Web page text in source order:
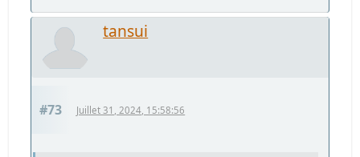
tansui
#73 Juillet 31, 2024, 15:58:56